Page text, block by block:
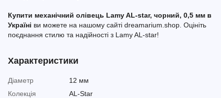
Купити механічний олівець Lamy AL-star, чорний, 0,5 мм в
Україні ви можете на нашому сайті dreamarium.shop. Оцініть
поєднання стилю та надійності з Lamy AL-star!
Характеристики
Діаметр
12 мм
Колекція
AL-Star